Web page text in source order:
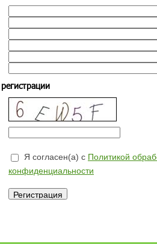
Я согласен(а) с Политикой
конфиденциальности